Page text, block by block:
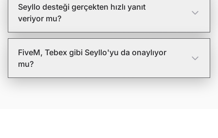
Seyllo desteği gerçekten hızlı yanıt
veriyor mu?
FiveM, Tebex gibi Seyllo'yu da onaylıyor
mu?